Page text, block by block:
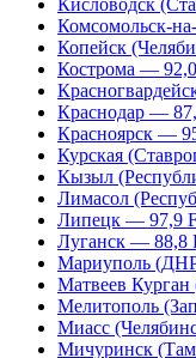
Кисловодск
Комсомольск-
Копейск
Кострома —
Краснодар —
Красноярск —
Курская
Кызыл
Лимасол
Липецк — 97,9
Луганск — 88,8
Мариуполь
Матвеев
Мелитополь
Миасс
Мичуринск